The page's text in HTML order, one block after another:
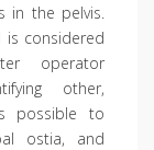
in the pelvis.
is considered
operator
other,
possible to
ostia, and